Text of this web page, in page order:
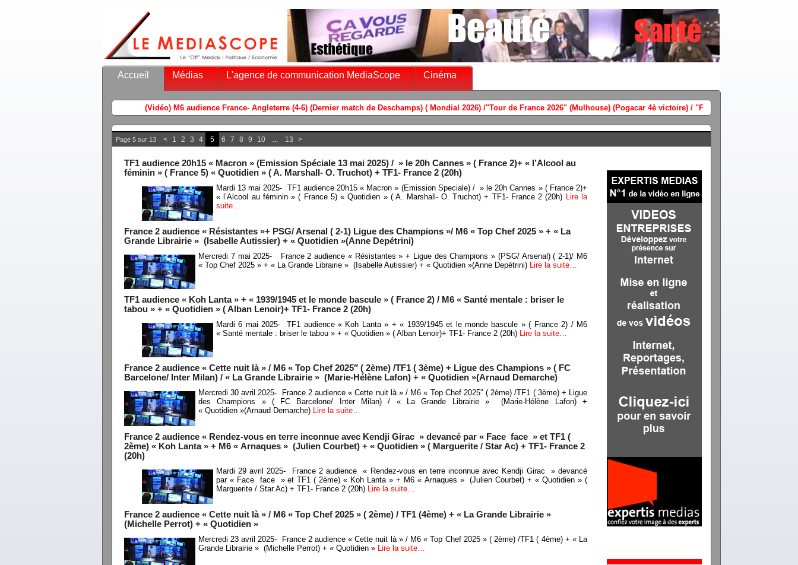
Accueil Médias L'agence de communication MediaScope Cinéma
(Vidéo) M6 audience France-
Page 5 sur 13 < 1 2 3 4 5 6 7 8 9 10 ... 13 >
TF1 audience 20h15 « Macron » (Emission Spéciale 13 mai 2025) / » le 20h Cannes » ( France 2)+ « l’Alcool au
féminin » ( France 5) « Quotidien » ( A. Marshall- O. Truchot) + TF1- France 2 (20h)
Mardi 13 mai 2025- TF1 audience 20h15 « Macron » (Emission Speciale) / » le 20h Cannes » ( France 2)+
« l’Alcool au féminin » ( France 5) « Quotidien » ( A. Marshall- O. Truchot) + TF1- France 2 (20h) Lire la
suite…
France 2 audience « Résistantes »+ PSG/ Arsenal ( 2-1) Ligue des Champions »/ M6 « Top Chef 2025 » + « La
Grande Librairie » (Isabelle Autissier) + « Quotidien »(Anne Depétrini)
Mercredi 7 mai 2025- France 2 audience « Résistantes » + Ligue des Champions » (PSG/ Arsenal) ( 2-1)/ M6
« Top Chef 2025 » + « La Grande Librairie » (Isabelle Autissier) + « Quotidien »(Anne Depétrini) Lire la suite…
TF1 audience « Koh Lanta » + « 1939/1945 et le monde bascule » ( France 2) / M6 « Santé mentale : briser le
tabou » + « Quotidien » ( Alban Lenoir)+ TF1- France 2 (20h)
Mardi 6 mai 2025- TF1 audience « Koh Lanta » + « 1939/1945 et le monde bascule » ( France 2) / M6
« Santé mentale : briser le tabou » + « Quotidien » ( Alban Lenoir)+ TF1- France 2 (20h) Lire la suite…
France 2 audience « Cette nuit là » / M6 « Top Chef 2025″ ( 2ème) /TF1 ( 3ème) + Ligue des Champions » ( FC
Barcelone/ Inter Milan) / « La Grande Librairie » (Marie-Hélène Lafon) + « Quotidien »(Arnaud Demarche)
Mercredi 30 avril 2025- France 2 audience « Cette nuit là » / M6 « Top Chef 2025″ ( 2ème) /TF1 ( 3ème) + Ligue
des Champions » ( FC Barcelone/ Inter Milan) / « La Grande Librairie » (Marie-Hélène Lafon) +
« Quotidien »(Arnaud Demarche) Lire la suite…
France 2 audience « Rendez-vous en terre inconnue avec Kendji Girac » devancé par « Face face » et TF1 (
2ème) « Koh Lanta » + M6 « Arnaques » (Julien Courbet) + « Quotidien » ( Marguerite / Star Ac) + TF1- France 2
(20h)
Mardi 29 avril 2025- France 2 audience « Rendez-vous en terre inconnue avec Kendji Girac » devancé
par « Face face » et TF1 ( 2ème) « Koh Lanta » + M6 « Arnaques » (Julien Courbet) + « Quotidien » (
Marguerite / Star Ac) + TF1- France 2 (20h) Lire la suite…
France 2 audience « Cette nuit là » / M6 « Top Chef 2025 » ( 2ème) / TF1 (4ème) + « La Grande Librairie »
(Michelle Perrot) + « Quotidien »
Mercredi 23 avril 2025- France 2 audience « Cette nuit là » / M6 « Top Chef 2025 » ( 2ème) /TF1 ( 4ème) + « La
Grande Librairie » (Michelle Perrot) + « Quotidien » Lire la suite…